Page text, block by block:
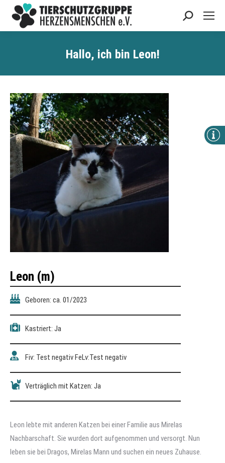
Search:
Hallo, ich bin Leon!
Leon (m)
Geboren: ca. 01/2023
Kastriert: Ja
Fiv: Test negativ FeLv:Test negativ
Verträglich mit Katzen: Ja
Leon lebte mit anderen Katzen bei einer Familie aus Mirelas
Nachbarschaft. Sie wurden dort aufgenommen und versorgt. Nun
leben sie bei Dragos, Mirelas Mann und suchen ein neues Zuhause.